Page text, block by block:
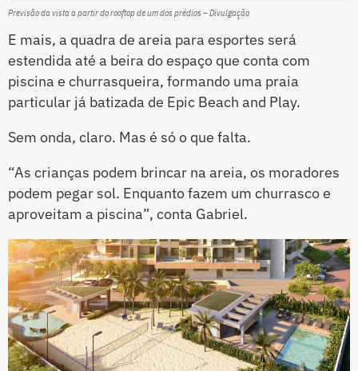
Previsão da vista a partir do rooftop de um dos prédios – Divulgação
E mais, a quadra de areia para esportes será
estendida até a beira do espaço que conta com
piscina e churrasqueira, formando uma praia
particular já batizada de Epic Beach and Play.
Sem onda, claro. Mas é só o que falta.
“As crianças podem brincar na areia, os moradores
podem pegar sol. Enquanto fazem um churrasco e
aproveitam a piscina”, conta Gabriel.